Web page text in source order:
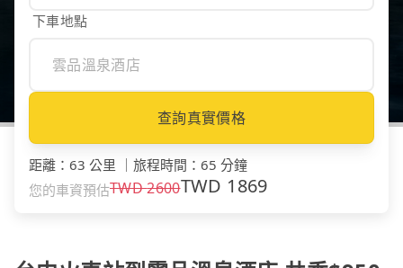
下車地點
查詢真實價格
距離 ： 63 公里 旅程時間 ： 65 分鐘
您的車資預估TWD2600TWD 1869